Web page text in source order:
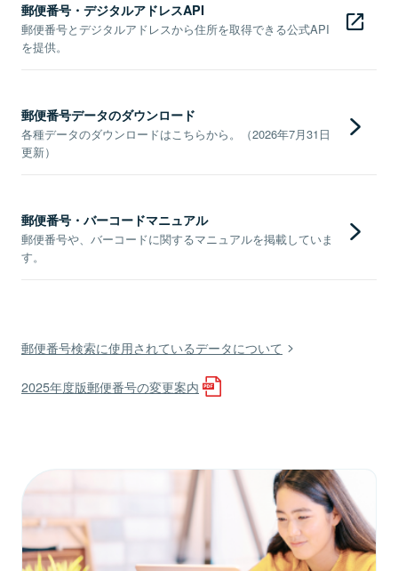
郵便番号・デジタルアドレスAPI
郵便番号とデジタルアドレスから住所を取得できる公式API
を提供。
郵便番号データのダウンロード
各種データのダウンロードはこちらから。（2026年7月31日
更新）
郵便番号・バーコードマニュアル
郵便番号や、バーコードに関するマニュアルを掲載していま
す。
郵便番号検索に使用されているデータについて
2025年度版郵便番号の変更案内